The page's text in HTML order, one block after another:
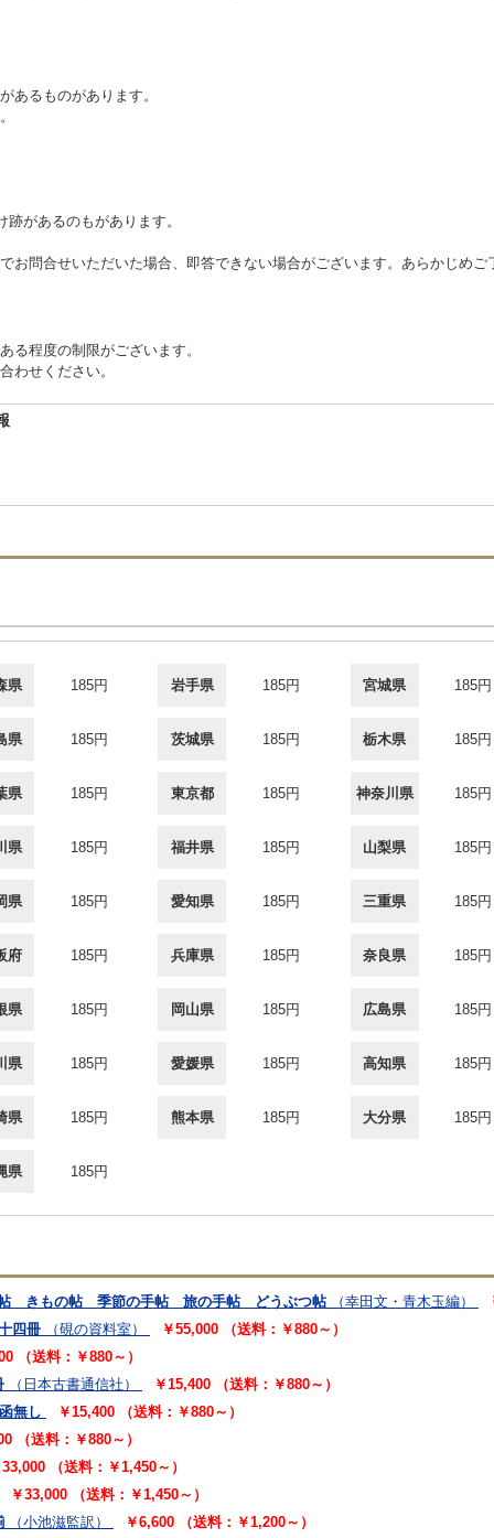
あるものがあります。
があるのもがあります。
問合せいただいた場合、即答できない場合がございます。あらかじめご
る程度の制限がございます。
わせください。
県 185円 岩手県 185円 宮城県 185円
県 185円 茨城県 185円 栃木県 185円
県 185円 東京都 185円 神奈川県 185円
県 185円 福井県 185円 山梨県 185円
県 185円 愛知県 185円 三重県 185円
府 185円 兵庫県 185円 奈良県 185円
県 185円 岡山県 185円 広島県 185円
県 185円 愛媛県 185円 高知県 185円
県 185円 熊本県 185円 大分県 185円
県 185円
きもの帖 季節の手帖 旅の手帖 どうぶつ帖 （幸田文・青木玉編）
四冊
（硯の資料室）
￥55,000 （送料：￥880～）
（送料：￥880～）
（日本古書通信社）
￥15,400 （送料：￥880～）
無し
￥15,400 （送料：￥880～）
（送料：￥880～）
（送料：￥1,450～）
￥33,000 （送料：￥1,450～）
（小池滋監訳） ￥6,600 （送料：￥1,200～）